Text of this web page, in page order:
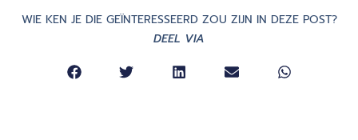
WIE KEN JE DIE GEÏNTERESSEERD ZOU ZIJN IN DEZE POST?
DEEL VIA